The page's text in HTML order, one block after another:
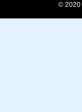
© 2020